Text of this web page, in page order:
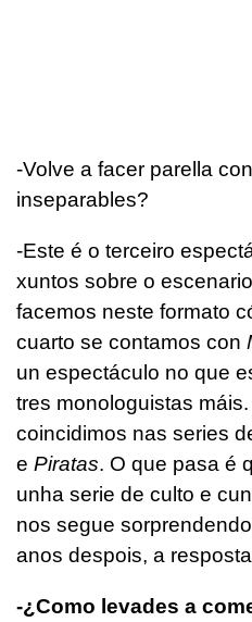
-Volve a facer parella
inseparables?
-Este é o terceiro
xuntos sobre o
facemos neste formato
cuarto se contamos con
un espectáculo no que
tres monologuistas
coincidimos nas series
e Piratas. O que pasa é
unha serie de culto e
nos segue
anos despois, a
-¿Como levades a